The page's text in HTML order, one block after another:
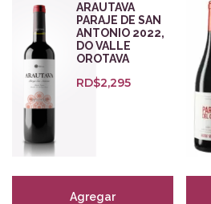
Sostenible (2)
Puntuaciones
ARAUTAVA
PARAJE DE SAN
ANTONIO 2022,
DO VALLE
OROTAVA
RD$2,295
Agregar